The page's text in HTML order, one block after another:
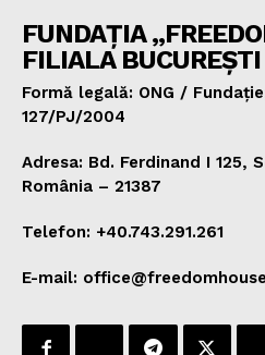
FUNDAȚIA
FILIALA BUCUREȘTI
Formă legală: ONG /
127/PJ/2004
Adresa: Bd. Ferdinand I 125,
România – 21387
Telefon: +40.743.291.261
E-mail: